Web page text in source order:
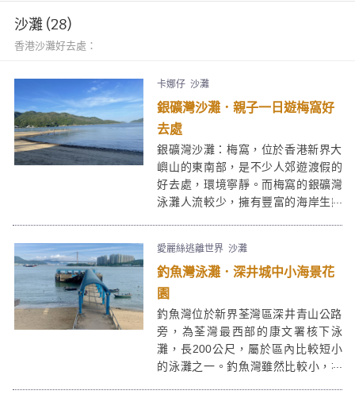
沙灘 (28)
香港沙灘好去處：
卡娜仔 沙灘
銀礦灣沙灘．親子一日遊梅窩好
去處
銀礦灣沙灘：梅窩，位於香港新界大
嶼山的東南部，是不少人郊遊渡假的
好去處，環境寧靜。而梅窩的銀礦灣
泳灘人流較少，擁有豐富的海岸生態
租用獨木舟及單車，超適合帶同小朋
友來一回親子之旅喔！
愛麗絲逃離世界 沙灘
釣魚灣泳灘．深井城中小海景花
園
釣魚灣位於新界荃灣區深井青山公路
旁，為荃灣最西部的康文署核下泳
灘，長200公尺，屬於區內比較短小
的泳灘之一。釣魚灣雖然比較小，亦